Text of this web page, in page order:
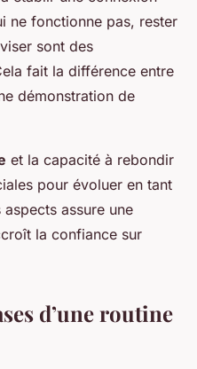
ne fonctionne pas, rester
sont des
fait la différence entre
démonstration de
et la capacité à rebondir
pour évoluer en tant
assure une
la confiance sur
d’une routine